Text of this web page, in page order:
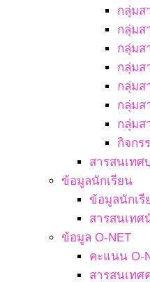
กลุ่มส
กลุ่มส
กลุ่มส
กลุ่มส
กลุ่มส
กลุ่มส
กลุ่มส
กิจกร
สารสนเทศ
ข้อมูลนักเรียน
ข้อมูลนักเรี
สารสนเทศ
ข้อมูล O-NET
คะแนน O-
สารสนเทศ